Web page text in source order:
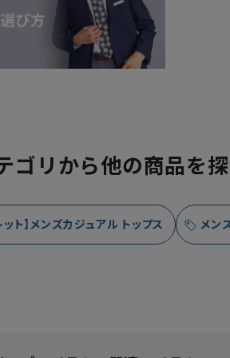
ゴリから他の商品を
ット】メンズカジュアル トップス メン